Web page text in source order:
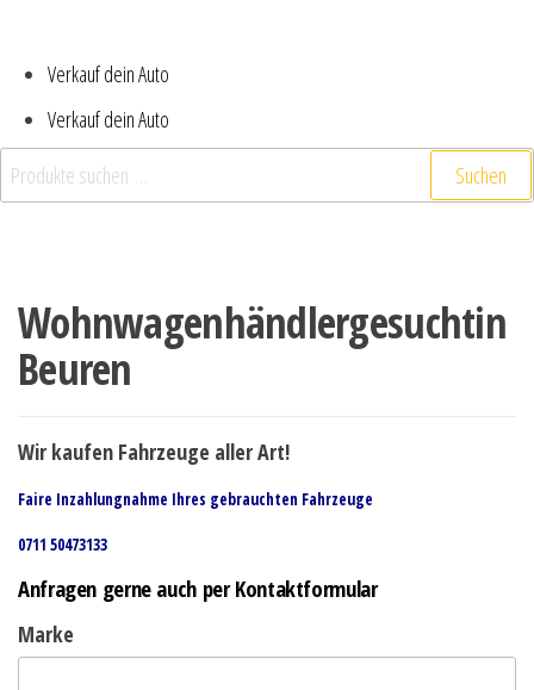
Verkauf dein Auto
Verkauf dein Auto
Suchen
Wohnwagenhändlergesuchtin
Beuren
Wir kaufen Fahrzeuge aller Art!
Faire Inzahlungnahme Ihres gebrauchten Fahrzeuge
0711 50473133
Anfragen gerne auch per Kontaktformular
Marke